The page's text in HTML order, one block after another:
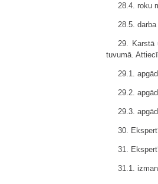
28.4. roku
28.5.
29. Karstā
tuvumā.
29.1.
29.2.
29.3.
30.
31.
31.1.